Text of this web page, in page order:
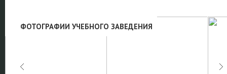
ФОТОГРАФИИ УЧЕБНОГО ЗАВЕДЕНИЯ